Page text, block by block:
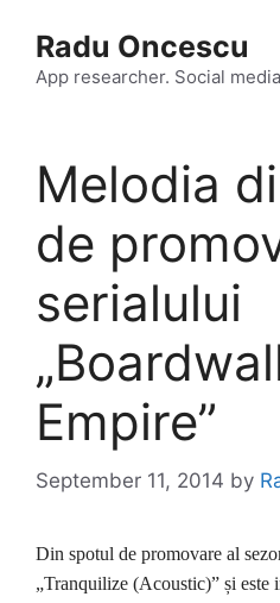
content
Radu Oncescu
App researcher. Social
Melodia
de
serialului
Empire”
September 11, 2014 by
Din spotul de promovare al
„Tranquilize (Acoustic)” și este